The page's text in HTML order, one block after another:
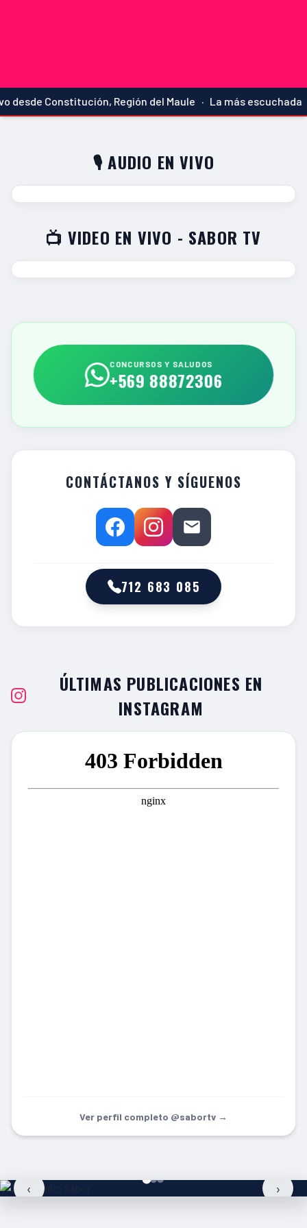
Constitución, Región del Maule · La más escuchada
🎙️ AUDIO EN VIVO
📺 VIDEO EN VIVO - SABOR TV
CONCURSOS Y SALUDOS
+569 88872306
CONTÁCTANOS Y SÍGUENOS
712 683 085
ÚLTIMAS PUBLICACIONES EN
INSTAGRAM
Ver perfil completo @sabortv →
‹ ›